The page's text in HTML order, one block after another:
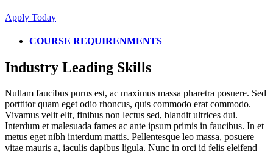
Apply Today
COURSE REQUIRENMENTS
Industry Leading Skills
Nullam faucibus purus est, ac maximus massa pharetra posuere. Sed
porttitor quam eget odio rhoncus, quis commodo erat commodo.
Vivamus velit elit, finibus non lectus sed, blandit ultrices dui.
Interdum et malesuada fames ac ante ipsum primis in faucibus. In et
metus eget nibh interdum mattis. Pellentesque leo massa, posuere
vitae mauris a, iaculis dapibus ligula. Nunc in orci id felis eleifend